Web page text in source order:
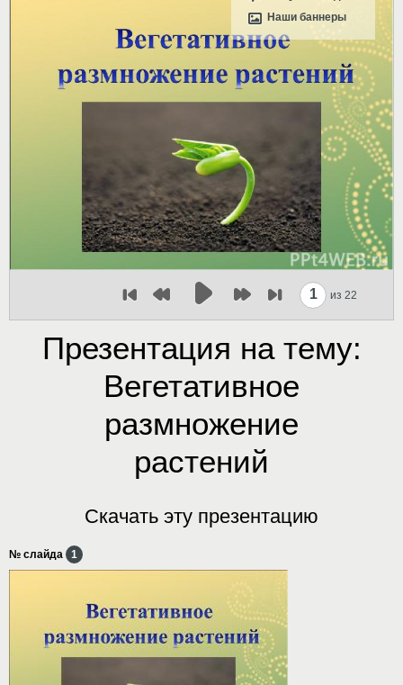
Наши баннеры
1 из 22
Презентация на тему:
Вегетативное
размножение
растений
Скачать эту презентацию
№ слайда 1